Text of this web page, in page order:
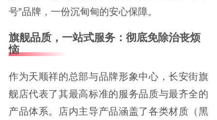
号”品牌，一份沉甸甸的安心保障。
旗舰品质，一站式服务：彻底免除治丧烦
恼
作为天顺祥的总部与品牌形象中心，长安街旗
舰店代表了其最高标准的服务品质与最齐全的
产品体系。店内主导产品涵盖了各类材质（黑